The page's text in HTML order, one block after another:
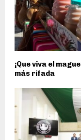
¡Que viva el
más rifada